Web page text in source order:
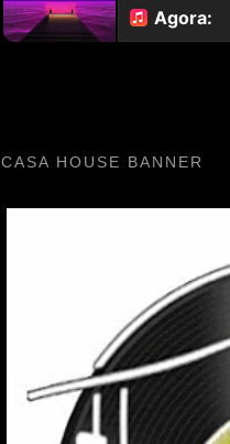
CASA HOUSE BANNER